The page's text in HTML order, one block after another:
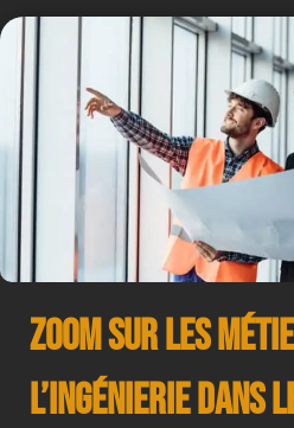
Zoom sur les
l’Ingénierie dans